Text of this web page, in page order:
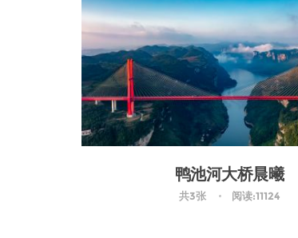
鸭池河大桥晨曦
共3张 阅读:11124